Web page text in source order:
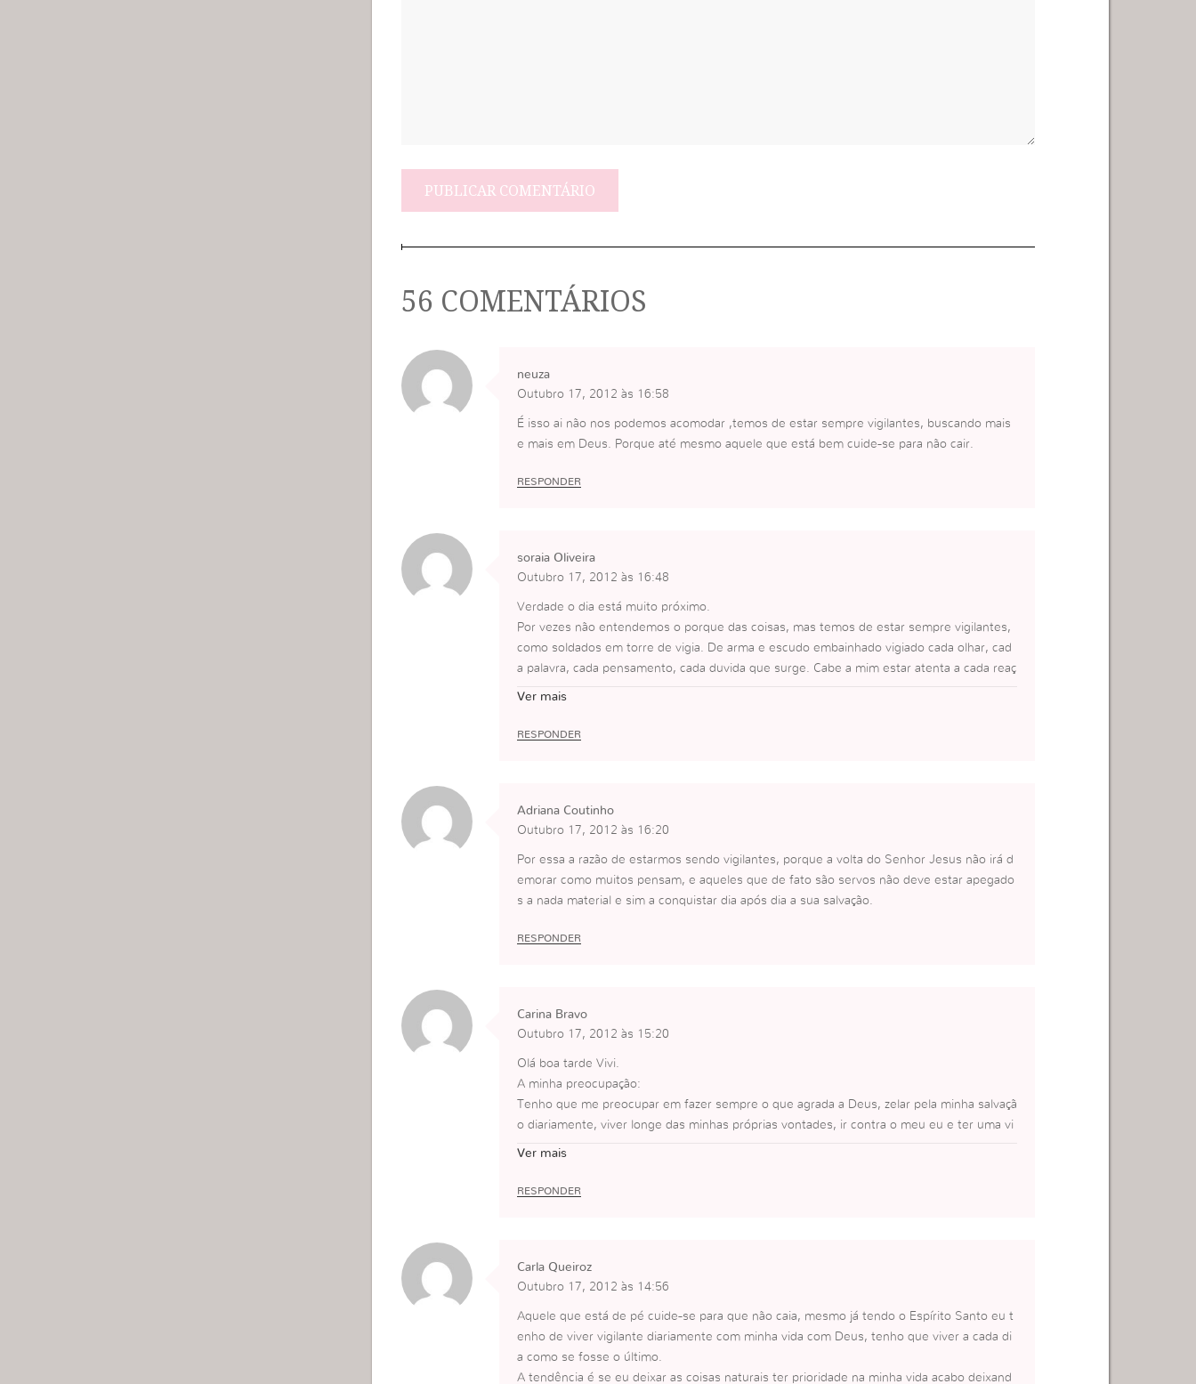
56 COMENTÁRIOS
neuza
Outubro 17, 2012 às 16:58
É isso ai não nos podemos acomodar ,temos de estar sempre vigilantes, buscando mais
e mais em Deus. Porque até mesmo aquele que está bem cuide-se para não cair.
RESPONDER
soraia Oliveira
Outubro 17, 2012 às 16:48
Verdade o dia está muito próximo.
Por vezes não entendemos o porque das coisas, mas temos de estar sempre vigilantes,
como soldados em torre de vigia. De arma e escudo embainhado vigiado cada olhar, cad
a palavra, cada pensamento, cada duvida que surge. Cabe a mim estar atenta a cada reaç
ão minha.
alavra eu não sou nada.
Ver mais
RESPONDER
Adriana Coutinho
Outubro 17, 2012 às 16:20
Por essa a razão de estarmos sendo vigilantes, porque a volta do Senhor Jesus não irá d
emorar como muitos pensam, e aqueles que de fato são servos não deve estar apegado
s a nada material e sim a conquistar dia após dia a sua salvação.
RESPONDER
Carina Bravo
Outubro 17, 2012 às 15:20
Olá boa tarde Vivi.
A minha preocupação:
Tenho que me preocupar em fazer sempre o que agrada a Deus, zelar pela minha salvaçã
o diariamente, viver longe das minhas próprias vontades, ir contra o meu eu e ter uma vi
da segundo a vontade Dele.
irito.
Ver mais
RESPONDER
Carla Queiroz
Outubro 17, 2012 às 14:56
Aquele que está de pé cuide-se para que não caia, mesmo já tendo o Espírito Santo eu t
enho de viver vigilante diariamente com minha vida com Deus, tenho que viver a cada di
a como se fosse o último.
A tendência é se eu deixar as coisas naturais ter prioridade na minha vida acabo deixand